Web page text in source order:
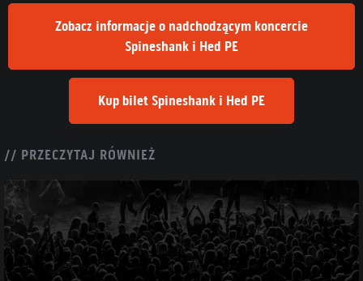
Zobacz informacje o nadchodzącym koncercie
Spineshank i Hed PE
Kup bilet Spineshank i Hed PE
// PRZECZYTAJ RÓWNIEŻ